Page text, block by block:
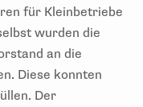
für Kleinbetriebe
wurden die
an die
Diese konnten
Der